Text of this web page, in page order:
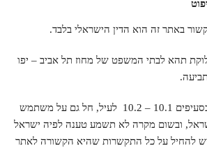
תהא לבתי המשפט של מחוז תל אביב – יפו
10.3. מובהר כי האמור בסעיפים 10.1 – 10.2 לעיל, חל גם על משתמש
ובשום מקרה לא תשמע טענה לפיה ישראל
יש להחיל על כל התקשרות שהיא הקשורה לאתר